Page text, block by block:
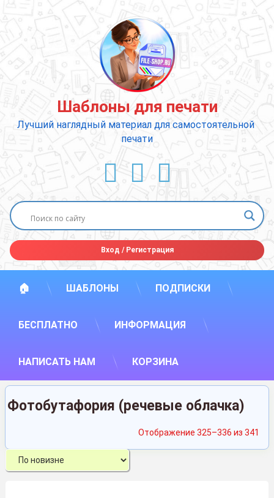
содержимому
Шаблоны для печати
Лучший наглядный материал для самостоятельной
печати
ВКонтакте
YouTube
E-mail
Вход /Регистрация
🏠 ШАБЛОНЫ ПОДПИСКИ
БЕСПЛАТНО ИНФОРМАЦИЯ
НАПИСАТЬ НАМ КОРЗИНА
Фотобутафория (речевые облачка)
Отображение 325–336 из 341